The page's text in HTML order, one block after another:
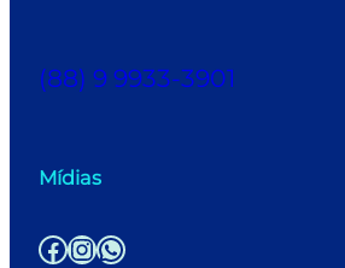
(88) 9 9933-3901
Mídias
Facebook InstagramWhatsApp